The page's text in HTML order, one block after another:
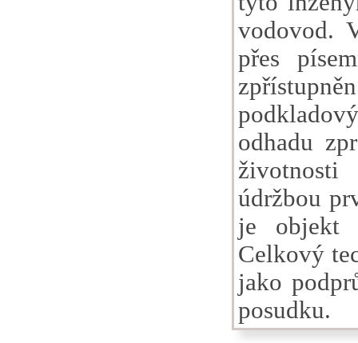
vodovod.
přes
odhadu
životnosti
údržbou
je objekt
Celkový
jako
posudku.